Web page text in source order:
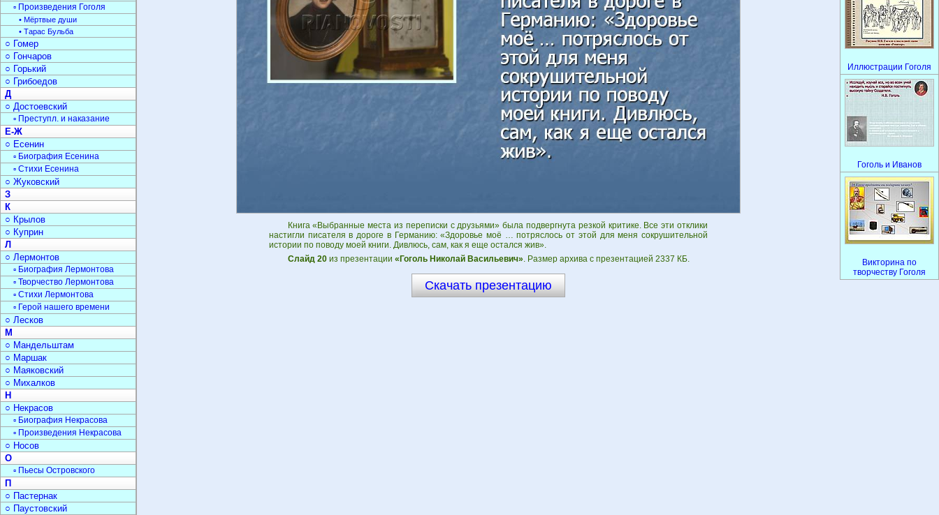
Книга «Выбранные места из переписки с друзьями» была подвергнута резкой критике. Все эти отклики
настигли писателя в дороге в Германию: «Здоровье моё … потряслось от этой для меня сокрушительной
истории по поводу моей книги. Дивлюсь, сам, как я еще остался жив».
Слайд 20из презентации «Гоголь Николай Васильевич». Размер архива с презентацией 2337 КБ.
Скачать презентацию
▫ Произведения Гоголя
• Мёртвые души
• Тарас Бульба
○ Гомер
○ Гончаров
○ Горький
○ Грибоедов
Д
○ Достоевский
▫ Преступл. и наказание
Е-Ж
○ Есенин
▫ Биография Есенина
▫ Стихи Есенина
○ Жуковский
З
К
○ Крылов
○ Куприн
Л
○ Лермонтов
▫ Биография Лермонтова
▫ Творчество Лермонтова
▫ Стихи Лермонтова
▫ Герой нашего времени
○ Лесков
М
○ Мандельштам
○ Маршак
○ Маяковский
○ Михалков
Н
○ Некрасов
▫ Биография Некрасова
▫ Произведения Некрасова
○ Носов
О
▫ Пьесы Островского
П
○ Пастернак
○ Паустовский
Иллюстрации Гоголя
Гоголь и Иванов
Викторина по
творчеству Гоголя